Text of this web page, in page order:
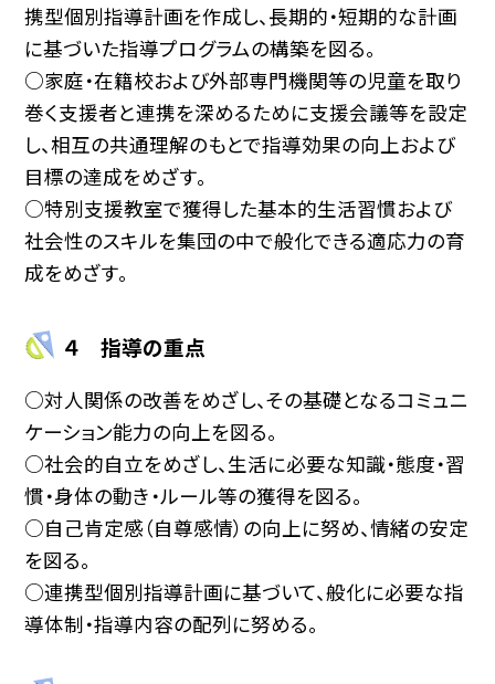
携型個別指導計画を作成し、長期的・短期的な計画
に基づいた指導プログラムの構築を図る。
○家庭・在籍校および外部専門機関等の児童を取り
巻く支援者と連携を深めるために支援会議等を設定
し、相互の共通理解のもとで指導効果の向上および
目標の達成をめざす。
○特別支援教室で獲得した基本的生活習慣および
社会性のスキルを集団の中で般化できる適応力の育
成をめざす。
４ 指導の重点
○対人関係の改善をめざし、その基礎となるコミュニ
ケーション能力の向上を図る。
○社会的自立をめざし、生活に必要な知識・態度・習
慣・身体の動き・ルール等の獲得を図る。
○自己肯定感（自尊感情）の向上に努め、情緒の安定
を図る。
○連携型個別指導計画に基づいて、般化に必要な指
導体制・指導内容の配列に努める。